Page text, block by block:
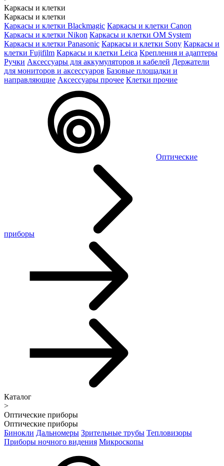
Каркасы и клетки
Каркасы и клетки
Каркасы и клетки Blackmagic Каркасы и клетки Canon
Каркасы и клетки Nikon Каркасы и клетки OM System
Каркасы и клетки Panasonic Каркасы и клетки Sony Каркасы и
клетки Fujifilm Каркасы и клетки Leica Крепления и адаптеры
Ручки Аксессуары для аккумуляторов и кабелей Держатели
для мониторов и аксессуаров Базовые площадки и
направляющие Аксессуары прочее Клетки прочие
Оптические
приборы
Каталог
>
Оптические приборы
Оптические приборы
Бинокли Дальномеры Зрительные трубы Тепловизоры
Приборы ночного видения Микроскопы